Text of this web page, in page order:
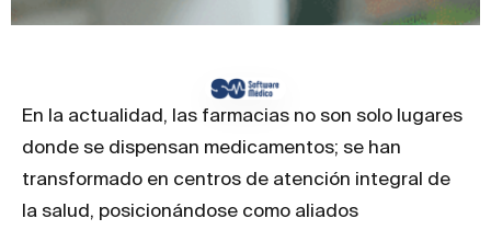
En la actualidad, las farmacias no son solo lugares
donde se dispensan medicamentos; se han
transformado en centros de atención integral de
la salud, posicionándose como aliados